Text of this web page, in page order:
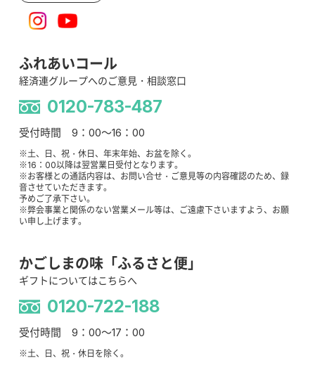
ふれあいコール
経済連グループへのご意見・相談窓口
0120-783-487
受付時間 9：00～16：00
※土、日、祝・休日、年末年始、お盆を除く。
※16：00以降は翌営業日受付となります。
※お客様との通話内容は、お問い合せ・ご意見等の内容確認のため、録
音させていただきます。
予めご了承下さい。
※弊会事業と関係のない営業メール等は、ご遠慮下さいますよう、お願
い申し上げます。
かごしまの味「ふるさと便」
ギフトについてはこちらへ
0120-722-188
受付時間 9：00～17：00
※土、日、祝・休日を除く。